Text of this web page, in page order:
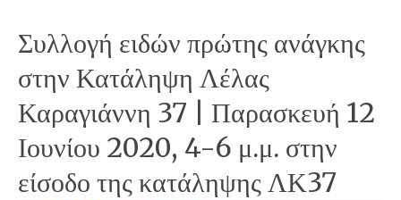
Συλλογή ειδών πρώτης ανάγκης
στην Κατάληψη Λέλας
Καραγιάννη 37 | Παρασκευή 12
Ιουνίου 2020, 4-6 μ.μ. στην
είσοδο της κατάληψης ΛΚ37